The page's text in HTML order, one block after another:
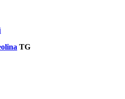
TG